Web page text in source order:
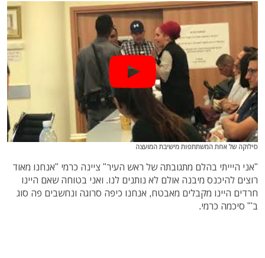
סילוקה של אחת המשתתפות מישיבת המועצה
"אני היייתי בהלם מתגובתה של ראש העיר" ציינה כרמי "אנחנו מאוד
רוצים להיכנס מיבנה אולם לא נותנים לנו. ואני בטוחה שאם היינו
חרדים היינו מקבלים מאבטח, אנחנו כיפה סרוגה ונחשבים פה סוג
ב'" סיכמה כרמי.